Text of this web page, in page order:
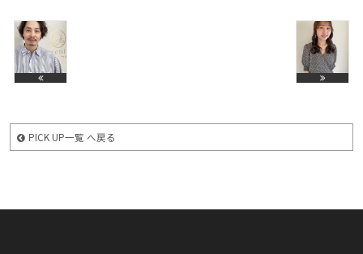
PICK UP一覧 へ戻る